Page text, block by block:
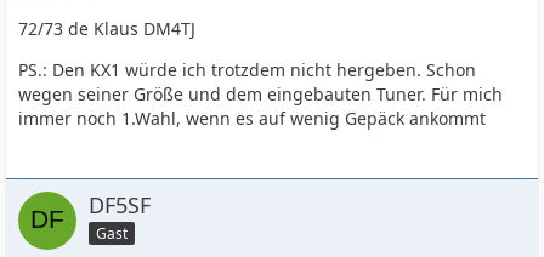
72/73 de Klaus DM4TJ
PS.: Den KX1 würde ich trotzdem nicht hergeben. Schon
wegen seiner Größe und dem eingebauten Tuner. Für mich
immer noch 1.Wahl, wenn es auf wenig Gepäck ankommt
DF5SF
Gast